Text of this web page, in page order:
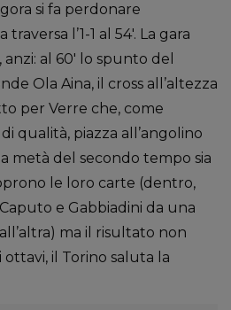
si fa perdonare
l’1-1 al 54′. La gara
al 60′ lo spunto del
Ola Aina, il cross all’altezza
per Verre che, come
qualità, piazza all’angolino
metà del secondo tempo sia
le loro carte (dentro,
e Gabbiadini da una
ma il risultato non
ottavi, il Torino saluta la